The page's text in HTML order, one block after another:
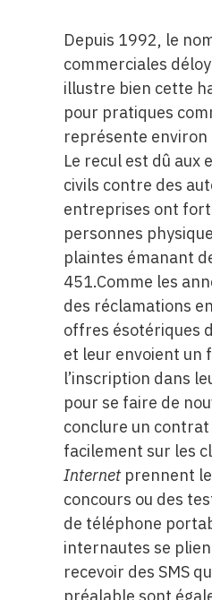
Depuis 1992, le
commerciales
illustre bien cette
pour pratiques
représente environ
Le recul est dû aux
civils contre des
entreprises ont
personnes
plaintes émanant
451.Comme les
des réclamations
offres ésotériques
et leur envoient un
l’inscription dans
pour se faire de
conclure un contrat
facilement sur les
Internet prennent
concours ou des
de téléphone
internautes se
recevoir des SMS